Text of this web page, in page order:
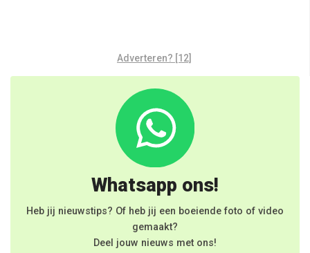
Adverteren? [12]
Whatsapp ons!
Heb jij nieuwstips? Of heb jij een boeiende foto of video
gemaakt?
Deel jouw nieuws met ons!